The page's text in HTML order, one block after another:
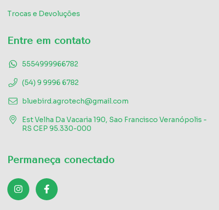
Trocas e Devoluções
Entre em contato
5554999966782
(54) 9 9996 6782
bluebird.agrotech@gmail.com
Est Velha Da Vacaria 190, Sao Francisco Veranópolis -
RS CEP 95.330-000
Permaneça conectado